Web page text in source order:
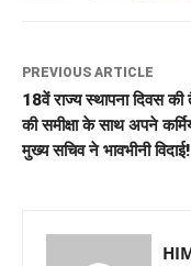
PREVIOUS ARTICLE
18वें राज्य स्थापना दिवस की
की समीक्षा के साथ अपने
मुख्य सचिव ने भावभीनी विदाई!